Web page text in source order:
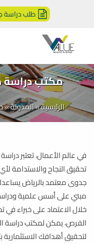
طلب
مكتب دراسة
الرئيسية»المدونة»
في عالم الأعمال، تعتبر
تحقيق النجاح والاستدامة
جدوى معتمد بالرياض
مبني على أسس علمية
خلال الاعتماد على خبراء في
الفرص، يمكن لمكتب دراسة
لتحقيق أهدافك الاستثمارية